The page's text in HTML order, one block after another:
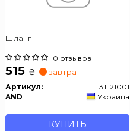
Шланг
0 отзывов
515 ₴ завтра
Артикул:
3T121001
AND
Украина
КУПИТЬ